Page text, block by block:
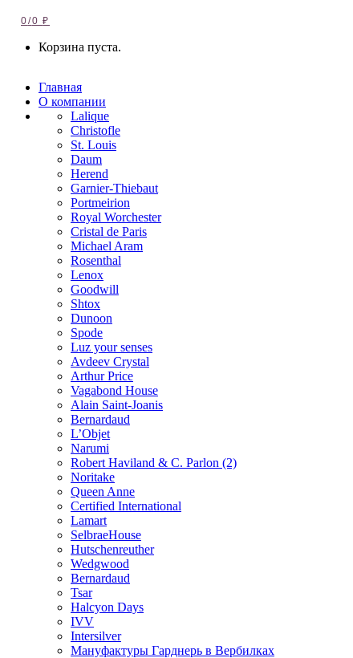
0/0₽
Корзина пуста.
Главная
О компании
Lalique
Christofle
St. Louis
Daum
Herend
Garnier-Thiebaut
Portmeirion
Royal Worchester
Cristal de Paris
Michael Aram
Rosenthal
Lenox
Goodwill
Shtox
Dunoon
Spode
Luz your senses
Avdeev Crystal
Arthur Price
Vagabond House
Alain Saint-Joanis
Bernardaud
L’Objet
Narumi
Robert Haviland & C. Parlon (2)
Noritakе
Queen Anne
Certified International
Lamart
SelbraeHouse
Hutschenreuther
Wedgwood
Bernardaud
Tsar
Halcyon Days
IVV
Intersilver
Мануфактуры Гарднерь в Вербилках